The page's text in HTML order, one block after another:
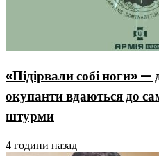
«Підірвали собі ноги» —
окупанти вдаються до
штурми
4 години назад